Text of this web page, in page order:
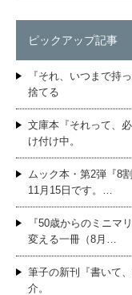
ピックアップ記事
『それ、いつまで持
捨てる
文庫本『それって、
け付け中。
ムック本・第2弾『8
11月15日です。…
『50歳からのミニマ
変える一冊（8月…
筆子の新刊『書いて
介。